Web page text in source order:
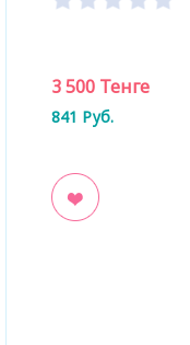
3 500 Тенге
841 Руб.